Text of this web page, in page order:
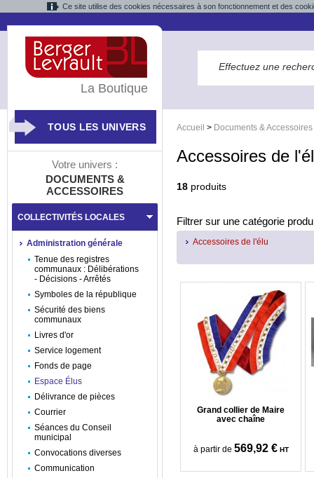
Ce site utilise des cookies nécessaires à son fonctionnement et des
Accueil > Documents & Accessoires
Accessoires de
18 produits
Filtrer sur une catégorie
Accessoires de l'élu
Grand collier de Maire
avec chaîne
à partir de 569,92 € HT
La Boutique
TOUS LES UNIVERS
Votre univers :
DOCUMENTS &
ACCESSOIRES
COLLECTIVITÉS LOCALES
Administration générale
Tenue des registres
communaux : Délibérations
- Décisions - Arrêtés
Symboles de la république
Sécurité des biens
communaux
Livres d'or
Service logement
Fonds de page
Espace Élus
Délivrance de pièces
Courrier
Séances du Conseil
municipal
Convocations diverses
Communication